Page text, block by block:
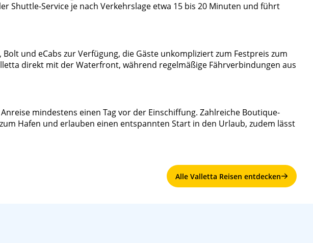
Shuttle-Service je nach Verkehrslage etwa 15 bis 20 Minuten und führt
und eCabs zur Verfügung, die Gäste unkompliziert zum Festpreis zum
direkt mit der Waterfront, während regelmäßige Fährverbindungen aus
mindestens einen Tag vor der Einschiffung. Zahlreiche Boutique-
Hafen und erlauben einen entspannten Start in den Urlaub, zudem lässt
Alle Valletta Reisen entdecken